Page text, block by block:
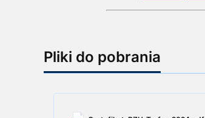
Pliki do pobrania